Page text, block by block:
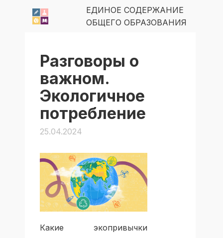
ЕДИНОЕ СОДЕРЖАНИЕ
ОБЩЕГО ОБРАЗОВАНИЯ
Разговоры о
важном.
Экологичное
потребление
25.04.2024
Какие экопривычки